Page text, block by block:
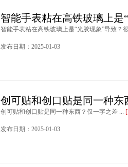
智能手表粘在高铁玻璃上是
智能手表粘在高铁玻璃上是“光胶现象”导致？
发布日期：2025-01-03
创可贴和创口贴是同一种东
创可贴和创口贴是同一种东西？仅一字之差 ...
发布日期：2025-01-03